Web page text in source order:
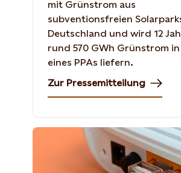
mit Grünstrom aus
subventionsfreien
Deutschland und wird 12
rund 570 GWh Grünstrom in
eines PPAs liefern.
Zur Pressemitteilung
Foto: Mehaniq41